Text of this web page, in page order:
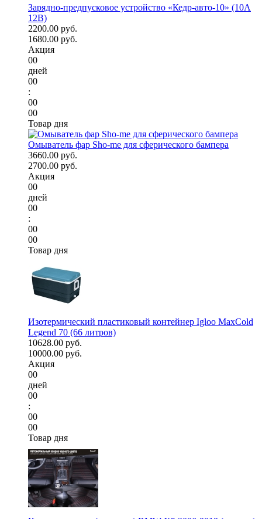
Зарядно-предпусковое устройство «Кедр-авто-10» (10A
12В)
2200.00 руб.
1680.00 руб.
Акция
00
дней
00
:
00
00
Товар дня
Омыватель фар Sho-me для сферического бампера
3660.00 руб.
2700.00 руб.
Акция
00
дней
00
:
00
00
Товар дня
Изотермический пластиковый контейнер Igloo MaxCold
Legend 70 (66 литров)
10628.00 руб.
10000.00 руб.
Акция
00
дней
00
:
00
00
Товар дня